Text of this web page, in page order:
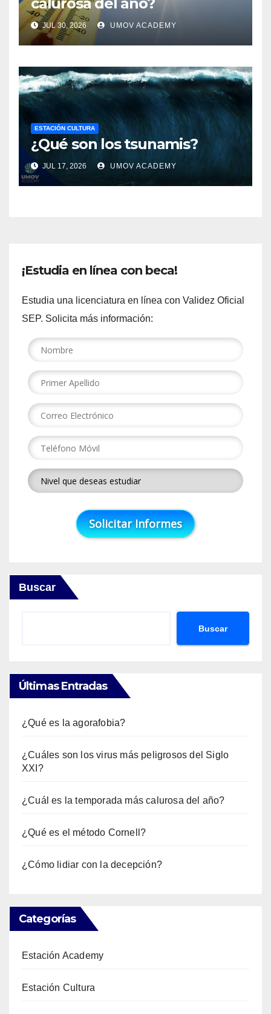
JUL 30, 2026 UMOV ACADEMY
ESTACIÓN CULTURA
¿Qué son los tsunamis?
JUL 17, 2026 UMOV ACADEMY
¡Estudia en línea con beca!
Estudia una licenciatura en línea con Validez Oficial
SEP. Solicita más información:
Buscar
Buscar
Últimas Entradas
¿Qué es la agorafobia?
¿Cuáles son los virus más peligrosos del Siglo
XXI?
¿Cuál es la temporada más calurosa del año?
¿Qué es el método Cornell?
¿Cómo lidiar con la decepción?
Categorías
Estación Academy
Estación Cultura